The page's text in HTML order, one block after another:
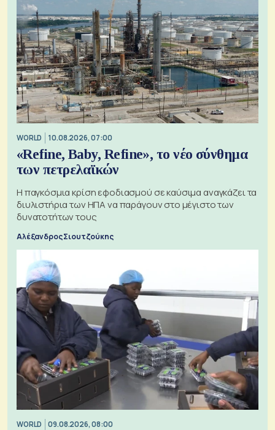
WORLD 10.08.2026, 07:00
«Refine, Baby, Refine», το νέο σύνθημα
των πετρελαϊκών
Η παγκόσμια κρίση εφοδιασμού σε καύσιμα αναγκάζει τα
διυλιστήρια των ΗΠΑ να παράγουν στο μέγιστο των
δυνατοτήτων τους
Αλέξανδρος Σιουτζούκης
WORLD 09.08.2026, 08:00